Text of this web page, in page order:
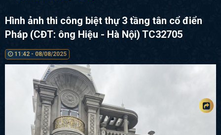
Hình ảnh thi công biệt thự 3 tầng tân cổ điển
Pháp (CĐT: ông Hiệu - Hà Nội) TC32705
11:42 - 08/08/2025